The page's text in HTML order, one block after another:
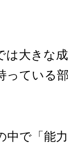
大きな成
っている
で「能力